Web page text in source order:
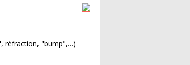
réfraction, "bump",…)